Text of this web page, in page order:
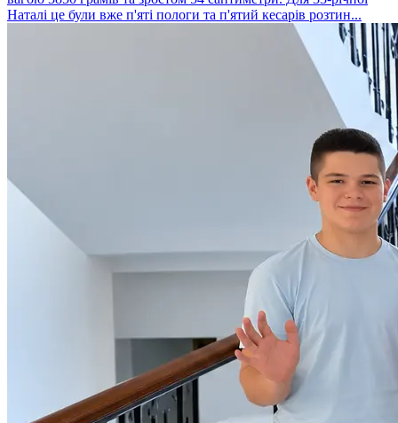
Наталі це були вже п'яті пологи та п'ятий кесарів розтин...